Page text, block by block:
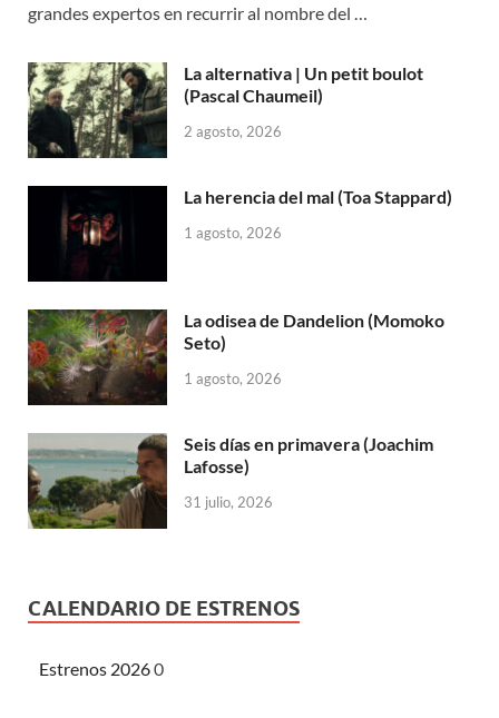
grandes expertos en recurrir al nombre del …
La alternativa | Un petit boulot
(Pascal Chaumeil)
2 agosto, 2026
La herencia del mal (Toa Stappard)
1 agosto, 2026
La odisea de Dandelion (Momoko
Seto)
1 agosto, 2026
Seis días en primavera (Joachim
Lafosse)
31 julio, 2026
CALENDARIO DE ESTRENOS
Estrenos 20260